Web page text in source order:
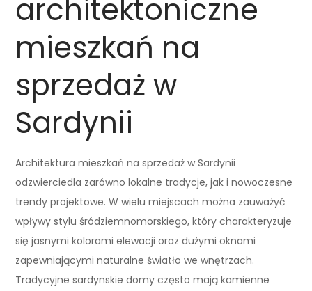
architektoniczne
mieszkań na
sprzedaż w
Sardynii
Architektura mieszkań na sprzedaż w Sardynii
odzwierciedla zarówno lokalne tradycje, jak i nowoczesne
trendy projektowe. W wielu miejscach można zauważyć
wpływy stylu śródziemnomorskiego, który charakteryzuje
się jasnymi kolorami elewacji oraz dużymi oknami
zapewniającymi naturalne światło we wnętrzach.
Tradycyjne sardynskie domy często mają kamienne